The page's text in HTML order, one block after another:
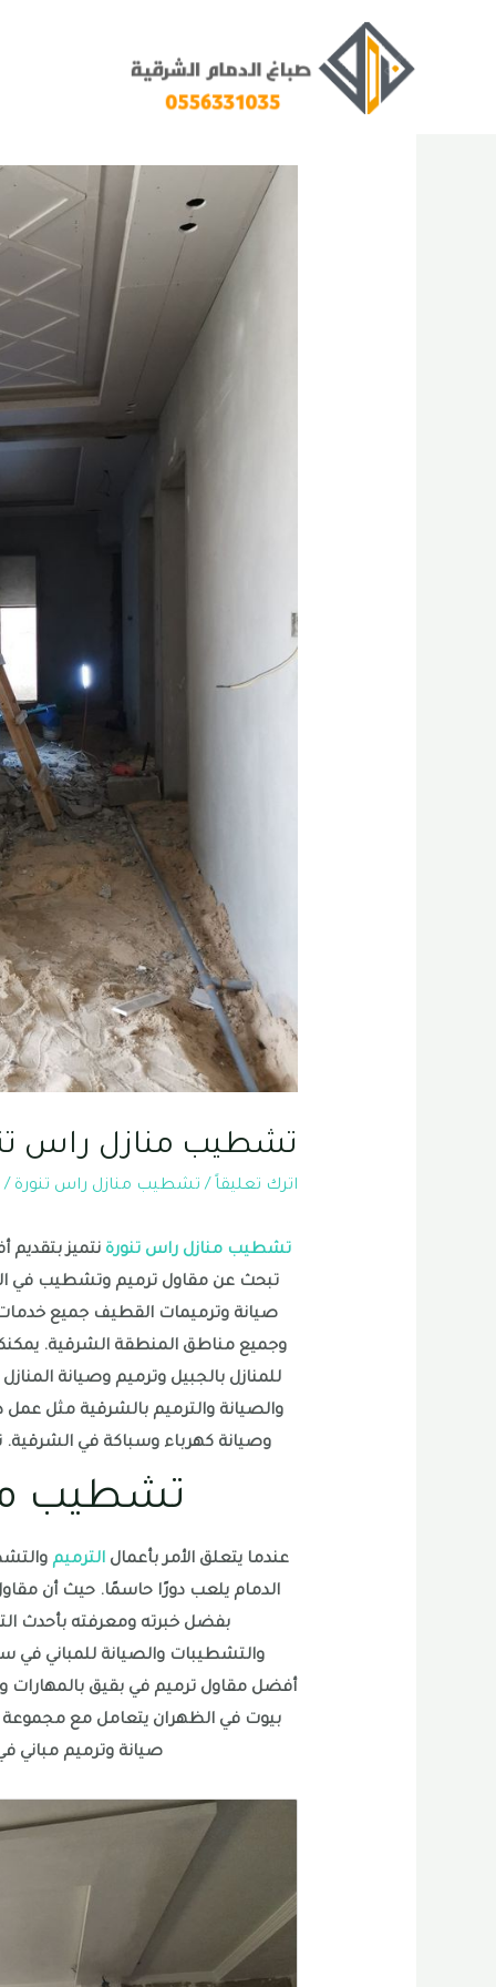
تشطيب منازل راس
اترك تعليقاً / تشطيب منازل راس تنورة /
تشطيب منازل راس تنورة نتميز
تبحث عن مقاول ترميم وتشطيب في
صيانة وترميمات القطيف جميع خدمات
وجميع مناطق المنطقة الشرقية.
للمنازل بالجبيل وترميم وصيانة
والصيانة والترميم بالشرقية مثل عمل
وصيانة كهرباء وسباكة في
تشطيب
عندما يتعلق الأمر بأعمال الترميم
الدمام يلعب دورًا حاسمًا. حيث أن
بفضل خبرته ومعرفته بأحدث
والتشطيبات والصيانة للمباني
أفضل مقاول ترميم في بقيق بالمهارات
بيوت في الظهران يتعامل مع مجموعة
صيانة وترميم مباني